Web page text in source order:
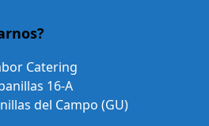
Catering
16-A
del Campo (GU)